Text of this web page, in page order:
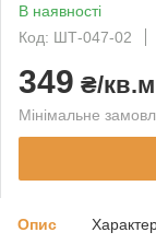
В наявності
Код: ШТ-047-02
349 ₴/кв.м
Мінімальне
Опис